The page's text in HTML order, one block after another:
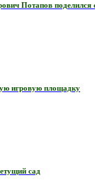
Потапов
игровую площадку
сад